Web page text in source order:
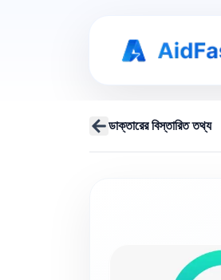
ডাক্তারের বিস্তারিত তথ্য